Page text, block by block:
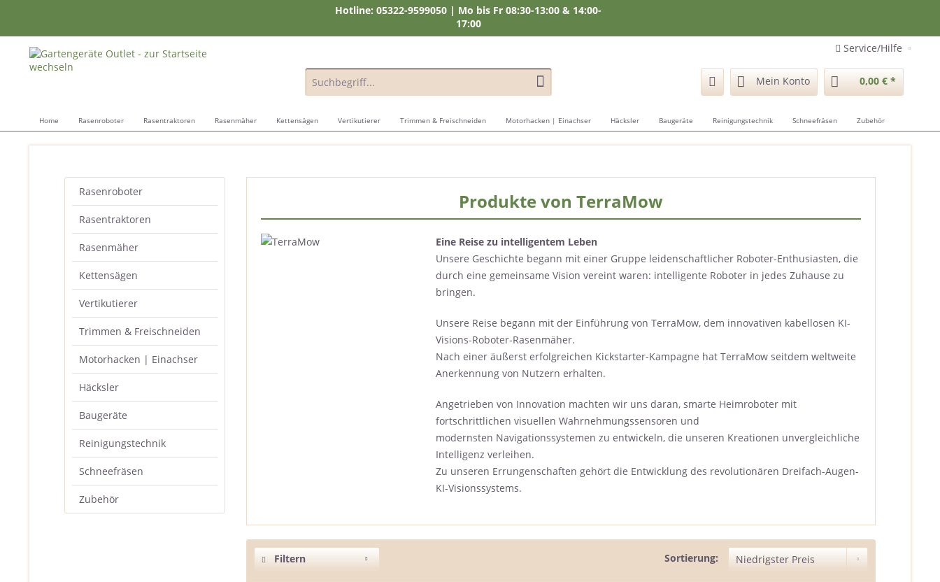
Hotline: 05322-9599050 | Mo bis Fr 08:30-13:00 & 14:00-
17:00
Service/Hilfe
Mein Konto 0,00 € *
Home Rasenroboter Rasentraktoren Rasenmäher Kettensägen Vertikutierer Trimmen & Freischneiden Motorhacken | Einachser Häcksler Baugeräte Reinigungstechnik Schneefräsen Zubehör
Rasenroboter
Rasentraktoren
Rasenmäher
Kettensägen
Vertikutierer
Trimmen & Freischneiden
Motorhacken | Einachser
Häcksler
Baugeräte
Reinigungstechnik
Schneefräsen
Zubehör
Produkte von TerraMow
Eine Reise zu intelligentem Leben
Unsere Geschichte begann mit einer Gruppe leidenschaftlicher Roboter-Enthusiasten, die
durch eine gemeinsame Vision vereint waren: intelligente Roboter in jedes Zuhause zu
bringen.
Unsere Reise begann mit der Einführung von TerraMow, dem innovativen kabellosen KI-
Visions-Roboter-Rasenmäher.
Nach einer äußerst erfolgreichen Kickstarter-Kampagne hat TerraMow seitdem weltweite
Anerkennung von Nutzern erhalten.
Angetrieben von Innovation machten wir uns daran, smarte Heimroboter mit
fortschrittlichen visuellen Wahrnehmungssensoren und
modernsten Navigationssystemen zu entwickeln, die unseren Kreationen unvergleichliche
Intelligenz verleihen.
Zu unseren Errungenschaften gehört die Entwicklung des revolutionären Dreifach-Augen-
KI-Visionssystems.
Filtern Sortierung: